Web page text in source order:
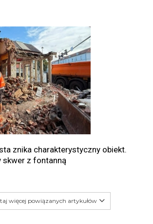
znika charakterystyczny obiekt.
skwer z fontanną
więcej powiązanych artykułów